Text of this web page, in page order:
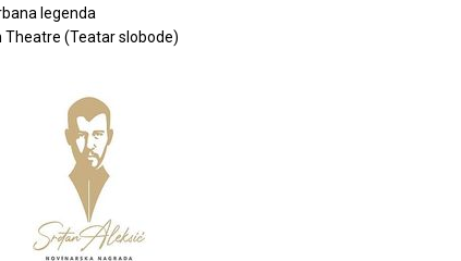
legenda
Theatre (Teatar slobode)